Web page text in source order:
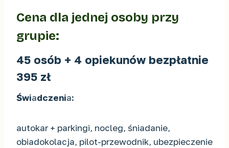
Cena dla jednej osoby przy
grupie:
45 osób + 4 opiekunów bezpłatnie
395 zł
Świadczenia:
autokar + parkingi, nocleg, śniadanie,
obiadokolacja, pilot-przewodnik, ubezpieczenie